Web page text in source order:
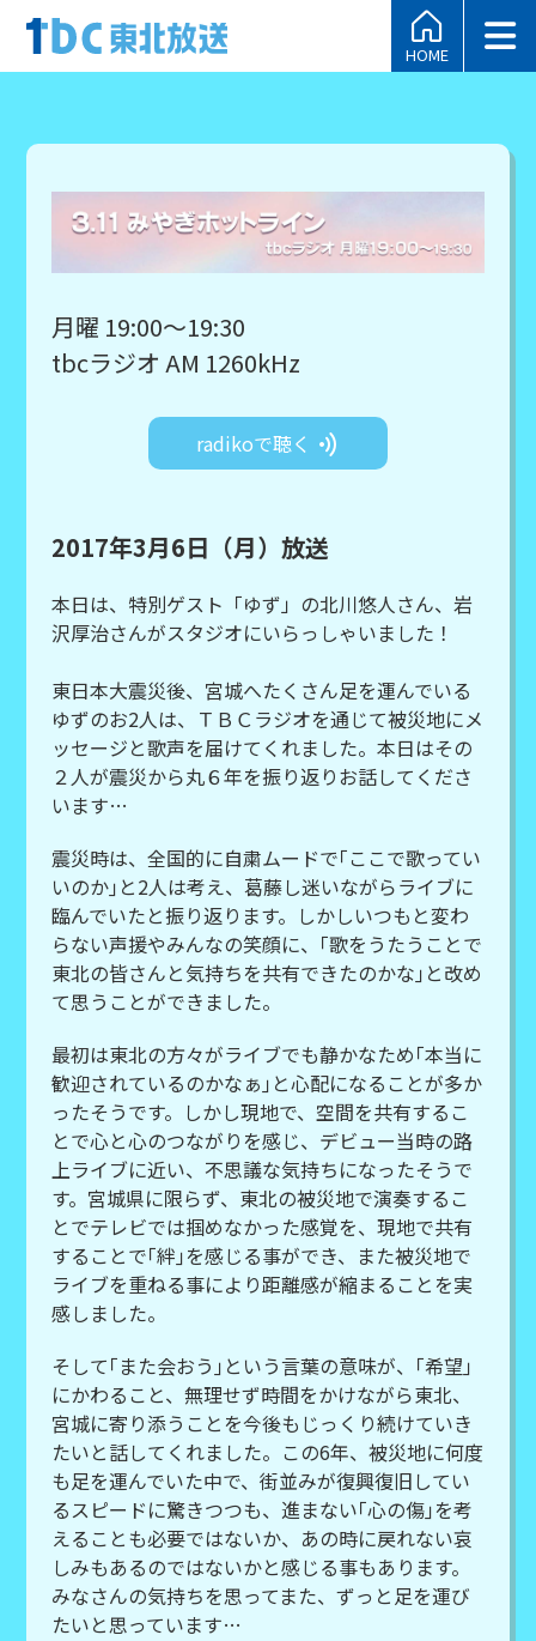
HOME
月曜 19:00～19:30
tbcラジオ AM 1260kHz
radikoで聴く
2017年3月6日（月）放送
本日は、特別ゲスト「ゆず」の北川悠人さん、岩
沢厚治さんがスタジオにいらっしゃいました！
東日本大震災後、宮城へたくさん足を運んでいる
ゆずのお2人は、ＴＢＣラジオを通じて被災地にメ
ッセージと歌声を届けてくれました。本日はその
２人が震災から丸６年を振り返りお話してくださ
います…
震災時は、全国的に自粛ムードで｢ここで歌ってい
いのか｣と2人は考え、葛藤し迷いながらライブに
臨んでいたと振り返ります。しかしいつもと変わ
らない声援やみんなの笑顔に、｢歌をうたうことで
東北の皆さんと気持ちを共有できたのかな｣と改め
て思うことができました。
最初は東北の方々がライブでも静かなため｢本当に
歓迎されているのかなぁ｣と心配になることが多か
ったそうです。しかし現地で、空間を共有するこ
とで心と心のつながりを感じ、デビュー当時の路
上ライブに近い、不思議な気持ちになったそうで
す。宮城県に限らず、東北の被災地で演奏するこ
とでテレビでは掴めなかった感覚を、現地で共有
することで｢絆｣を感じる事ができ、また被災地で
ライブを重ねる事により距離感が縮まることを実
感しました。
そして｢また会おう｣という言葉の意味が、｢希望｣
にかわること、無理せず時間をかけながら東北、
宮城に寄り添うことを今後もじっくり続けていき
たいと話してくれました。この6年、被災地に何度
も足を運んでいた中で、街並みが復興復旧してい
るスピードに驚きつつも、進まない｢心の傷｣を考
えることも必要ではないか、あの時に戻れない哀
しみもあるのではないかと感じる事もあります。
みなさんの気持ちを思ってまた、ずっと足を運び
たいと思っています…